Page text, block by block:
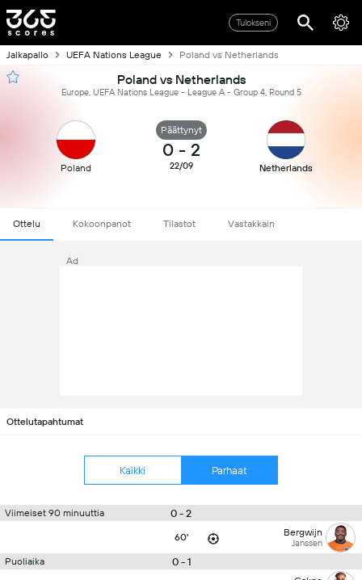
Tulokseni
Jalkapallo UEFA Nations League Poland vs Netherlands
Poland vs Netherlands
Europe, UEFA Nations League - League A - Group 4, Round 5
Poland
Päättynyt
0 - 2
22/09 Netherlands
Ottelu Kokoonpanot Tilastot Vastakkain
Ad
Ottelutapahtumat
Kaikki Parhaat
Viimeiset 90 minuuttia 0 - 2
60' Bergwijn
Janssen
Puoliaika 0 - 1